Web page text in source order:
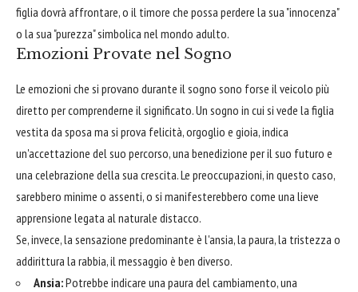
figlia dovrà affrontare, o il timore che possa perdere la sua "innocenza"
o la sua "purezza" simbolica nel mondo adulto.
Emozioni Provate nel Sogno
Le emozioni che si provano durante il sogno sono forse il veicolo più
diretto per comprenderne il significato. Un sogno in cui si vede la figlia
vestita da sposa ma si prova felicità, orgoglio e gioia, indica
un'accettazione del suo percorso, una benedizione per il suo futuro e
una celebrazione della sua crescita. Le preoccupazioni, in questo caso,
sarebbero minime o assenti, o si manifesterebbero come una lieve
apprensione legata al naturale distacco.
Se, invece, la sensazione predominante è l'ansia, la paura, la tristezza o
addirittura la rabbia, il messaggio è ben diverso.
Ansia:Potrebbe indicare una paura del cambiamento, una